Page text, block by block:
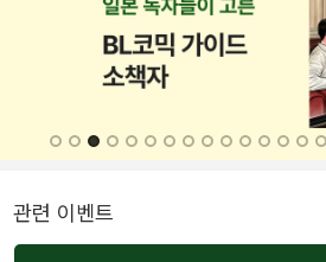
관련 이벤트